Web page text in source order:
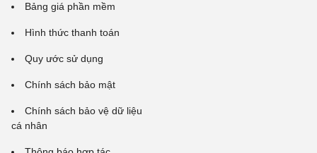
Bảng giá phần mềm
Hình thức thanh toán
Quy ước sử dụng
Chính sách bảo mật
Chính sách bảo vệ dữ liệu
cá nhân